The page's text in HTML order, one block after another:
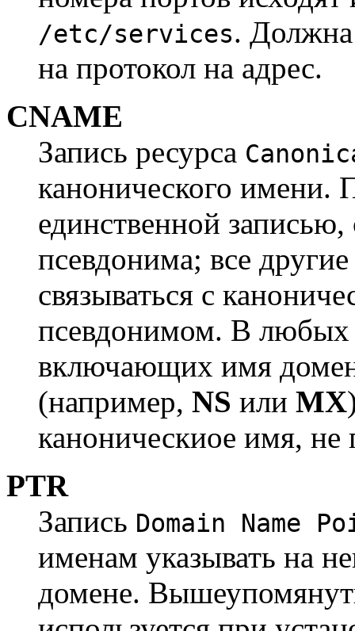
/etc/services. Должна
на протокол на адрес.
CNAME
Запись ресурса
канонического имени.
единственной
псевдонима; все
связываться с
псевдонимом. В любых
включающих имя
(например, NS или MX
каноническиое имя, не
PTR
Запись Domain Name
именам указывать на
домене.